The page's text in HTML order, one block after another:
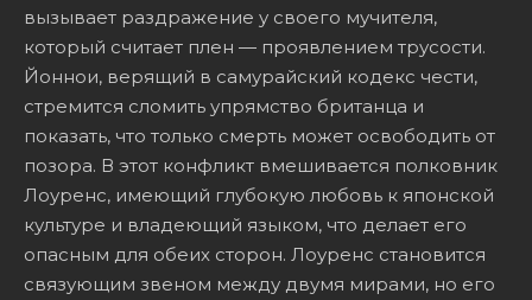
вызывает раздражение у своего мучителя,
который считает плен — проявлением трусости.
Йоннои, верящий в самурайский кодекс чести,
стремится сломить упрямство британца и
показать, что только смерть может освободить от
позора. В этот конфликт вмешивается полковник
Лоуренс, имеющий глубокую любовь к японской
культуре и владеющий языком, что делает его
опасным для обеих сторон. Лоуренс становится
связующим звеном между двумя мирами, но его